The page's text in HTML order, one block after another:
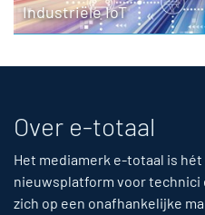
Industriële IoT
Over e-totaal
Het mediamerk e-totaal is
nieuwsplatform voor
zich op een onafhankelijke